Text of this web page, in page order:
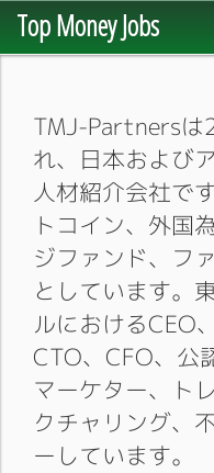
Top Money Jobs
TMJ-Partnersは
れ、日本および
人材紹介会社で
トコイン、外国
ジファンド、フ
としています。
ルにおけるCEO
CTO、CFO、公
マーケター、ト
クチャリング、
ーしています。